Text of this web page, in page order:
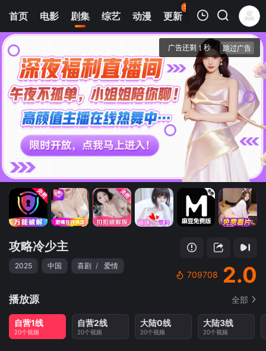
首页 电影 剧集 综艺 动漫 更新
50
热榜 APP
1
攻略冷少主
清空
攻略冷少主
2025 中国 喜剧 / 爱情
709708 2.0
播放源 全部
自营1线
20个视频
自营2线
20个视频
大陆0线
20个视频
大陆3线
20个视频